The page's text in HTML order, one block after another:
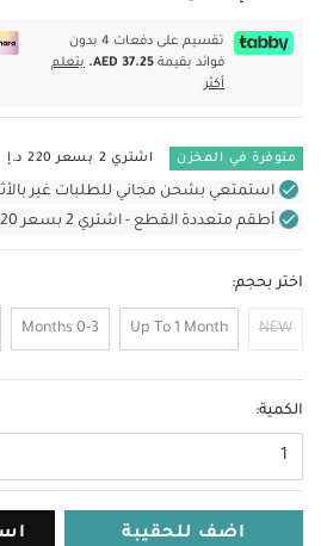
تقسيم على دفعات 4 بدون
فوائد بقيمة AED 37.25.
يتعلم
أكثر
متوفرة في المخزن اشتري 2 بسعر 220 د.إ
استمتعي بشحن مجاني للطلبات غير بالأثاث
أطقم متعددة القطع - اشتري 2 بسعر 220 د.إ
اختر بحجم:
NEW
Up To 1 Month
0-3 Months
الكمية:
1
اضف للحقيبة